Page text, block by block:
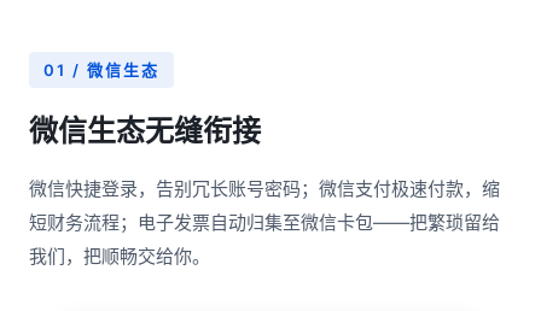
01 / 微信生态
微信生态无缝衔接
微信快捷登录，告别冗长账号密码；微信支付极速付款，缩
短财务流程；电子发票自动归集至微信卡包——把繁琐留给
我们，把顺畅交给你。